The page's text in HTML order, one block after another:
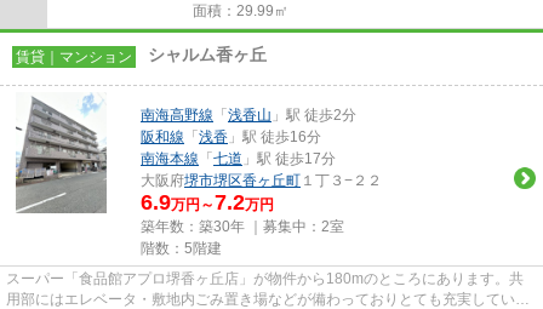
面積：29.99㎡
賃貸｜マンション シャルム香ヶ丘
南海高野線 「 浅香山 」駅 徒歩2分
阪和線 「 浅香 」駅 徒歩16分
南海本線 「 七道 」駅 徒歩17分
大阪府堺市堺区香ヶ丘町 １丁３−２２
6.9万円～7.2万円
築年数：築30年 ｜募集中： 2室
階数：5階建
スーパー「食品館アプロ堺香ヶ丘店」が物件から180mのところにあります。共
用部にはエレベータ・敷地内ごみ置き場などが備わっておりとても充実していま